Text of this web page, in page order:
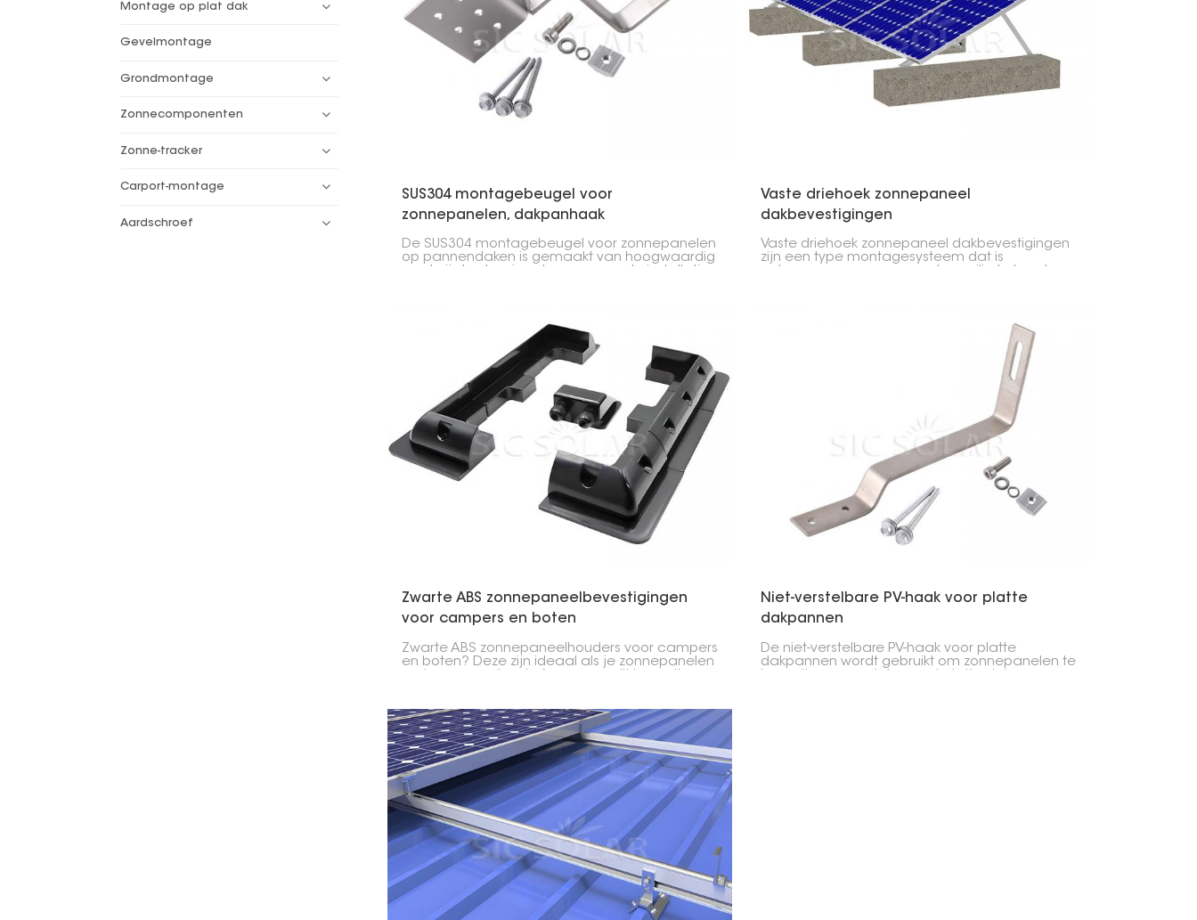
Montage op plat dak
Gevelmontage
Grondmontage
Zonnecomponenten
Zonne-tracker
Carport-montage
Aardschroef
SUS304 montagebeugel voor
zonnepanelen, dakpanhaak
De SUS304 montagebeugel voor zonnepanelen
op pannendaken is gemaakt van hoogwaardig
blijven zonder het dak te beschadigen.
Vaste driehoek zonnepaneel
dakbevestigingen
Vaste driehoek zonnepaneel dakbevestigingen
zijn een type montagesysteem dat is
Zwarte ABS zonnepaneelbevestigingen
voor campers en boten
Zwarte ABS zonnepaneelhouders voor campers
en boten? Deze zijn ideaal als je zonnepanelen
en roest.
Niet-verstelbare PV-haak voor platte
dakpannen
De niet-verstelbare PV-haak voor platte
dakpannen wordt gebruikt om zonnepanelen te